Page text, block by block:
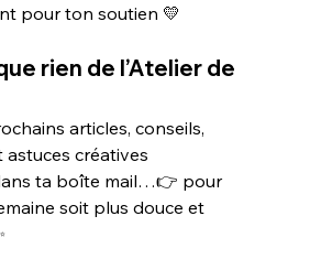
pour ton soutien 💛
rien de l’Atelier de
articles, conseils,
créatives
ta boîte mail…👉 pour
soit plus douce et